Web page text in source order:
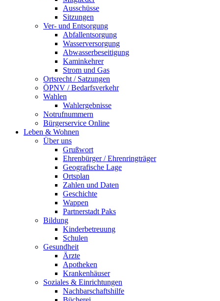
Ausschüsse
Sitzungen
Ver- und Entsorgung
Abfallentsorgung
Wasserversorgung
Abwasserbeseitigung
Kaminkehrer
Strom und Gas
Ortsrecht / Satzungen
ÖPNV / Bedarfsverkehr
Wahlen
Wahlergebnisse
Notrufnummern
Bürgerservice Online
Leben & Wohnen
Über uns
Grußwort
Ehrenbürger / Ehrenringträger
Geografische Lage
Ortsplan
Zahlen und Daten
Geschichte
Wappen
Partnerstadt Paks
Bildung
Kinderbetreuung
Schulen
Gesundheit
Ärzte
Apotheken
Krankenhäuser
Soziales & Einrichtungen
Nachbarschaftshilfe